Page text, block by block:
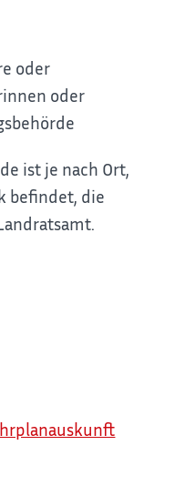
oder
oder
ist je nach Ort,
befindet, die